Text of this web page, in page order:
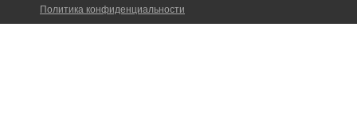
Политика конфиденциальности